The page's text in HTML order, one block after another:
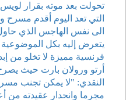
الى نفس الهاجس الذي
يتعرض إليه بكل
فرنسية مميزة لا تخلو من
النقدي: "لا يمكن تجنب
مجرما وانحدار عقيدته من